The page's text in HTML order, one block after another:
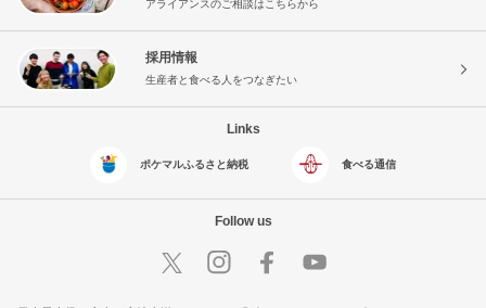
アライアンスのご相談はこちらから
採用情報
生産者と食べる人をつなぎたい
Links
ポケマルふるさと納税 食べる通信
Follow us